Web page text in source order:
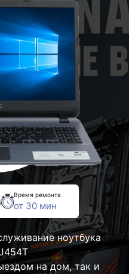
Время ремонта
от 30 мин
ноутбука
на дом, так и